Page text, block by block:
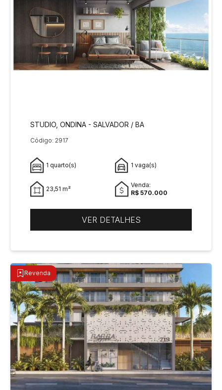
STUDIO, ONDINA - SALVADOR / BA
Código: 2917
1 quarto(s) 1 vaga(s)
23,51 m²
Venda:
R$ 570.000
VER DETALHES
Revenda